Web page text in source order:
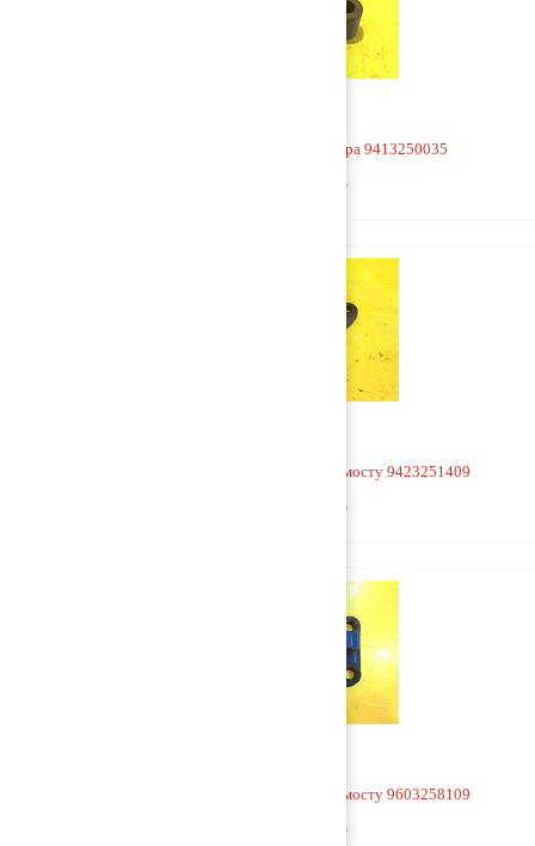
Бугель заднего стабилизатора 9413250035
1 000 руб
Кронштейн V-образной тяги к мосту 9423251409
2 500 руб
Кронштейн V-образной тяги к мосту 9603258109
9 000 руб